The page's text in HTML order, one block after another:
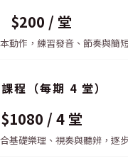
$200 / 堂
動作，練習發音、節奏與簡
程（每期 4 堂）
$1080 / 4 堂
礎樂理、視奏與聽辨，逐